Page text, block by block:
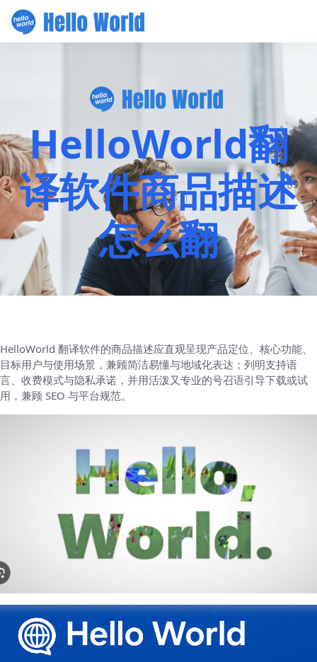
HelloWorld翻
译软件商品描述
怎么翻
HelloWorld 翻译软件的商品描述应直观呈现产品定位、核心功能、
目标用户与使用场景，兼顾简洁易懂与地域化表达；列明支持语
言、收费模式与隐私承诺，并用活泼又专业的号召语引导下载或试
用，兼顾 SEO 与平台规范。